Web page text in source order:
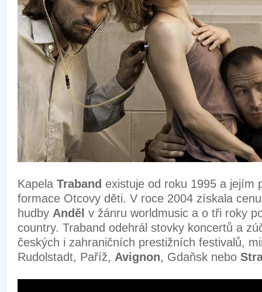
Kapela Traband existuje od roku 1995 a jejím
formace Otcovy děti. V roce 2004 získala
hudby Anděl v žánru worldmusic a o tři roky
country. Traband odehrál stovky koncertů a
českých i zahraničních prestižních festivalů,
Rudolstadt, Paříž, Avignon, Gdaňsk nebo